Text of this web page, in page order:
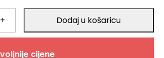
+ Dodaj u košaricu
cijene